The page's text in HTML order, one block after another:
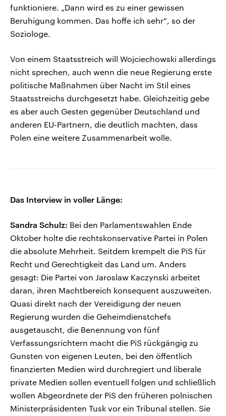
funktioniere. „Dann wird es zu einer gewissen
Beruhigung kommen. Das hoffe ich sehr“, so der
Soziologe.
Von einem Staatsstreich will Wojciechowski allerdings
nicht sprechen, auch wenn die neue Regierung erste
politische Maßnahmen über Nacht im Stil eines
Staatsstreichs durchgesetzt habe. Gleichzeitig gebe
es aber auch Gesten gegenüber Deutschland und
anderen EU-Partnern, die deutlich machten, dass
Polen eine weitere Zusammenarbeit wolle.
Das Interview in voller Länge:
Sandra Schulz: Bei den Parlamentswahlen Ende
Oktober holte die rechtskonservative Partei in Polen
die absolute Mehrheit. Seitdem krempelt die PiS für
Recht und Gerechtigkeit das Land um. Anders
gesagt: Die Partei von Jaroslaw Kaczynski arbeitet
daran, ihren Machtbereich konsequent auszuweiten.
Quasi direkt nach der Vereidigung der neuen
Regierung wurden die Geheimdienstchefs
ausgetauscht, die Benennung von fünf
Verfassungsrichtern macht die PiS rückgängig zu
Gunsten von eigenen Leuten, bei den öffentlich
finanzierten Medien wird durchregiert und liberale
private Medien sollen eventuell folgen und schließlich
wollen Abgeordnete der PiS den früheren polnischen
Ministerpräsidenten Tusk vor ein Tribunal stellen. Sie